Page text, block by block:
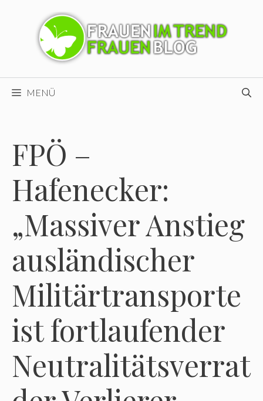
MENÜ
FPÖ –
Hafenecker:
„Massiver Anstieg
ausländischer
Militärtransporte
ist fortlaufender
Neutralitätsverrat